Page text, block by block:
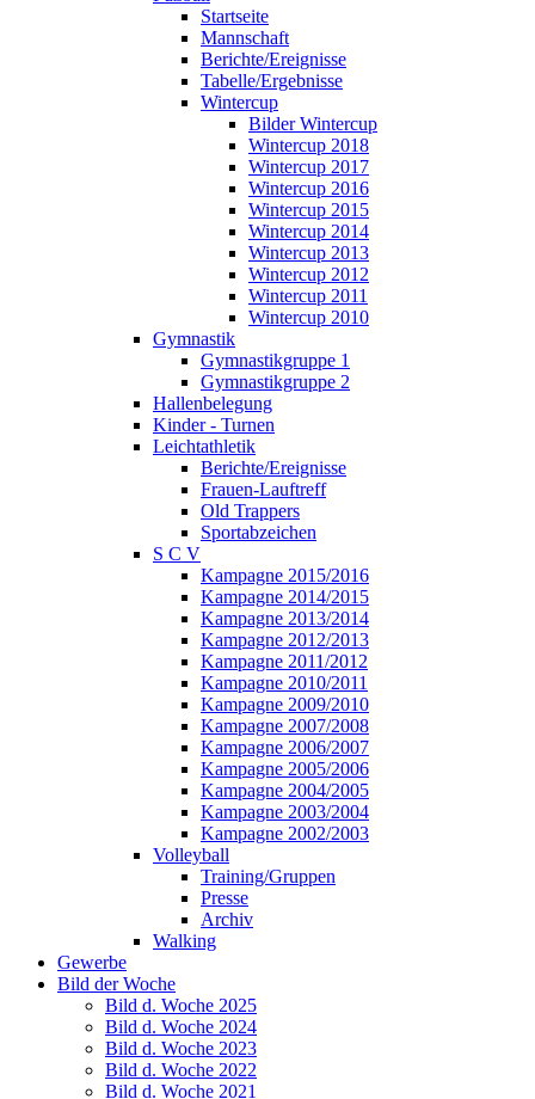
Startseite
Mannschaft
Berichte/Ereignisse
Tabelle/Ergebnisse
Wintercup
Bilder Wintercup
Wintercup 2018
Wintercup 2017
Wintercup 2016
Wintercup 2015
Wintercup 2014
Wintercup 2013
Wintercup 2012
Wintercup 2011
Wintercup 2010
Gymnastik
Gymnastikgruppe 1
Gymnastikgruppe 2
Hallenbelegung
Kinder - Turnen
Leichtathletik
Berichte/Ereignisse
Frauen-Lauftreff
Old Trappers
Sportabzeichen
S C V
Kampagne 2015/2016
Kampagne 2014/2015
Kampagne 2013/2014
Kampagne 2012/2013
Kampagne 2011/2012
Kampagne 2010/2011
Kampagne 2009/2010
Kampagne 2007/2008
Kampagne 2006/2007
Kampagne 2005/2006
Kampagne 2004/2005
Kampagne 2003/2004
Kampagne 2002/2003
Volleyball
Training/Gruppen
Presse
Archiv
Walking
Gewerbe
Bild der Woche
Bild d. Woche 2025
Bild d. Woche 2024
Bild d. Woche 2023
Bild d. Woche 2022
Bild d. Woche 2021